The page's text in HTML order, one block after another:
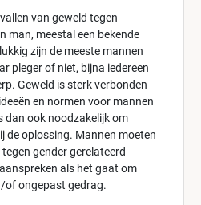
van geweld tegen
man, meestal een bekende
zijn de meeste mannen
pleger of niet, bijna iedereen
Geweld is sterk verbonden
en normen voor mannen
dan ook noodzakelijk om
de oplossing. Mannen moeten
gender gerelateerd
als het gaat om
of ongepast gedrag.